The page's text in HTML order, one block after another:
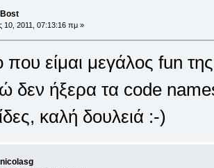
Βost
10, 2011, 07:13:16 πμ »
είμαι μεγάλος fun
δεν ήξερα τα code
καλή δουλειά :-)